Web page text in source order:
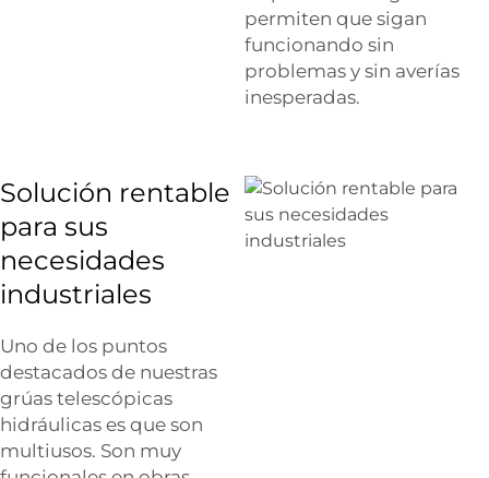
permiten que sigan
funcionando sin
problemas y sin averías
inesperadas.
Solución rentable
para sus
necesidades
industriales
Uno de los puntos
destacados de nuestras
grúas telescópicas
hidráulicas es que son
multiusos. Son muy